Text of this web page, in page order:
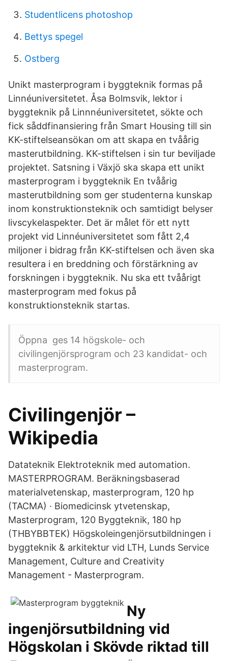
Studentlicens photoshop
Bettys spegel
Ostberg
Unikt masterprogram i byggteknik formas på
Linnéuniversitetet. Åsa Bolmsvik, lektor i
byggteknik på Linnnéuniversitetet, sökte och
fick såddfinansiering från Smart Housing till sin
KK-stiftelseansökan om att skapa en tvåårig
masterutbildning. KK-stiftelsen i sin tur beviljade
projektet. Satsning i Växjö ska skapa ett unikt
masterprogram i byggteknik En tvåårig
masterutbildning som ger studenterna kunskap
inom konstruktionsteknik och samtidigt belyser
livscykelaspekter. Det är målet för ett nytt
projekt vid Linnéuniversitetet som fått 2,4
miljoner i bidrag från KK-stiftelsen och även ska
resultera i en breddning och förstärkning av
forskningen i byggteknik. Nu ska ett tvåårigt
masterprogram med fokus på
konstruktionsteknik startas.
Öppna ges 14 högskole- och
civilingenjörsprogram och 23 kandidat- och
masterprogram.
Civilingenjör –
Wikipedia
Datateknik Elektroteknik med automation.
MASTERPROGRAM. Beräkningsbaserad
materialvetenskap, masterprogram, 120 hp
(TACMA) · Biomedicinsk ytvetenskap,
Masterprogram, 120 Byggteknik, 180 hp
(THBYBBTEK) Högskoleingenjörsutbildningen i
byggteknik & arkitektur vid LTH, Lunds Service
Management, Culture and Creativity
Management - Masterprogram.
Ny
ingenjörsutbildning vid
Högskolan i Skövde riktad till